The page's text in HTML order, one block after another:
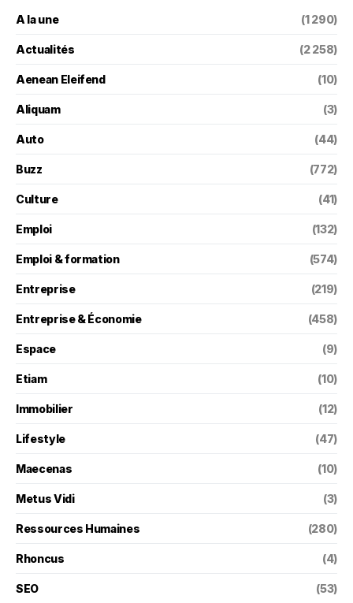
A la une (1 290)
Actualités (2 258)
Aenean Eleifend (10)
Aliquam (3)
Auto (44)
Buzz (772)
Culture (41)
Emploi (132)
Emploi & formation (574)
Entreprise (219)
Entreprise & Économie (458)
Espace (9)
Etiam (10)
Immobilier (12)
Lifestyle (47)
Maecenas (10)
Metus Vidi (3)
Ressources Humaines (280)
Rhoncus (4)
SEO (53)